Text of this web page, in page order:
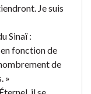
Je suis
Sinaï :
fonction de
de
»
il se